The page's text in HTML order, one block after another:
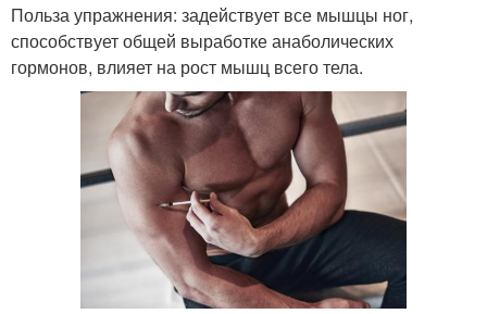
Польза упражнения: задействует все мышцы ног,
способствует общей выработке анаболических
гормонов, влияет на рост мышц всего тела.